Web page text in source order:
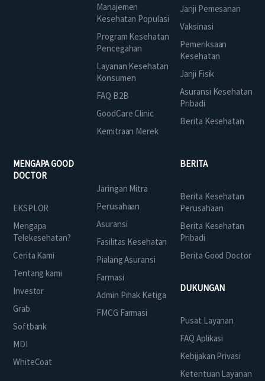
Manajemen
Kesehatan Populasi
Program Kesehatan
Pencegahan
Layanan Kesehatan
Konsumen
FAQ B2B
GoodCare Clinic
Kemitraan Merek
Janji Pemesanan
Vaksinasi
Pemeriksaan
Kesehatan
Janji Fisik
Asuransi Kesehatan
Pribadi
Berita Kesehatan
MENGAPA GOOD
DOCTOR
EKSPLOR
Mengapa
Telekesehatan?
Cerita Kami
Tentang kami
Investor
Grab
Softbank
MDI
WhiteCoat
Jaringan Mitra
Perusahaan
Asuransi
Fasilitas Kesehatan
Pialang Asuransi
Farmasi
Admin Pihak Ketiga
FMCG Farmasi
BERITA
Berita Kesehatan
Perusahaan
Berita Kesehatan
Pribadi
Berita Good Doctor
DUKUNGAN
Pusat Layanan
FAQ Aplikasi
Kebijakan Privasi
Ketentuan Layanan